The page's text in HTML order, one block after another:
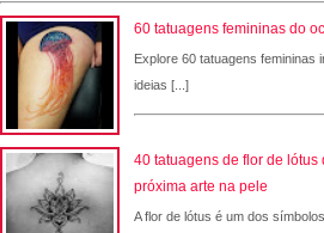
60 tatuagens femininas do
Explore 60 tatuagens femininas
ideias [...]
40 tatuagens de flor de
próxima arte na pele
A flor de lótus é um dos